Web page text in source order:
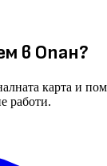
в Опан?
карта и
работи.